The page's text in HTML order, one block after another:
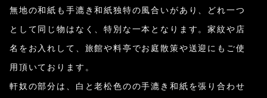
無地の和紙も手漉き和紙独特の風合いがあり、どれ一つ
として同じ物はなく、特別な一本となります。家紋や店
名をお入れして、旅館や料亭でお庭散策や送迎にもご使
用頂いております。
軒奴の部分は、白と老松色のの手漉き和紙を張り合わせ